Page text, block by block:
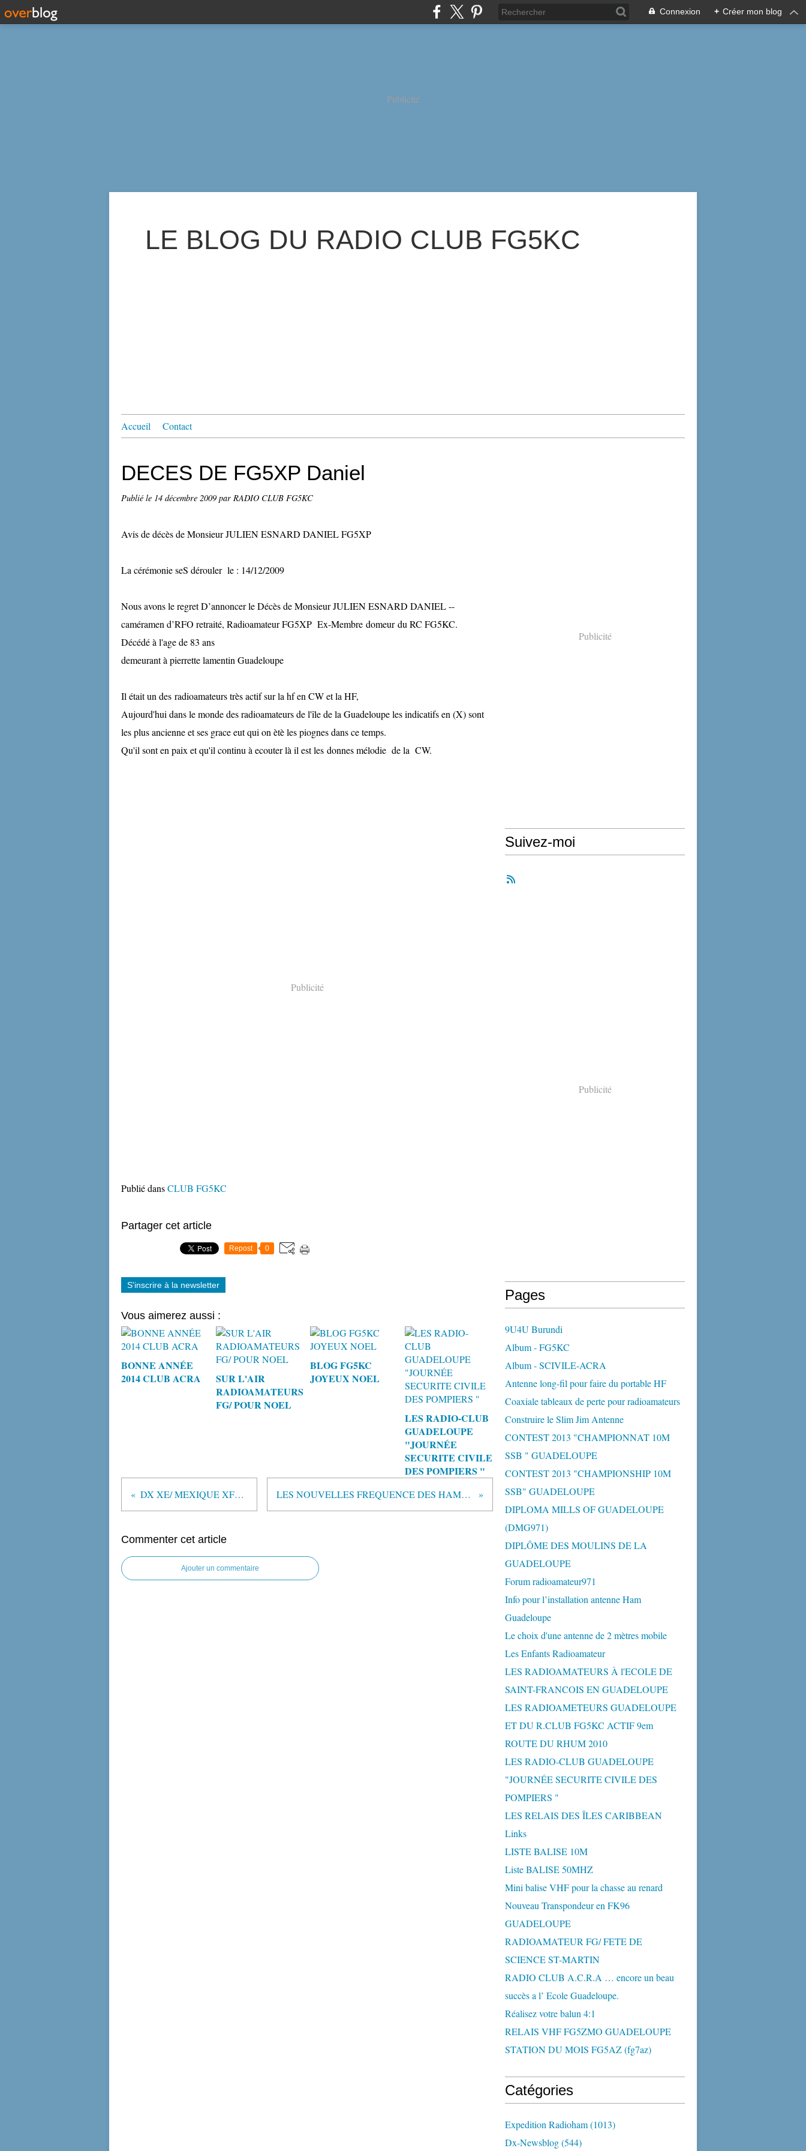
Connexion + Créer mon blog
Publicité
LE BLOG DU RADIO CLUB FG5KC
Accueil Contact
DECES DE FG5XP Daniel
Publié le 14 décembre 2009 par RADIO CLUB FG5KC
Avis de décès de Monsieur JULIEN ESNARD DANIEL FG5XP
La cérémonie seS dérouler le : 14/12/2009
Nous avons le regret D’annoncer le Décès de Monsieur JULIEN ESNARD DANIEL --
caméramen d’RFO retraité, Radioamateur FG5XP Ex-Membre domeur du RC FG5KC.
Décédé à l'age de 83 ans
demeurant à pierrette lamentin Guadeloupe
Il était un des radioamateurs très actif sur la hf en CW et la HF,
Aujourd'hui dans le monde des radioamateurs de l'île de la Guadeloupe les indicatifs en (X) sont
les plus ancienne et ses grace eut qui on ètè les piognes dans ce temps.
Qu'il sont en paix et qu'il continu à ecouter là il est les donnes mélodie de la CW.
Publicité
Publié dansCLUB FG5KC
Partager cet article
Repost 0
S'inscrire à la newsletter
Vous aimerez aussi :
BONNE ANNÉE
2014 CLUB ACRA
SUR L'AIR
RADIOAMATEURS
FG/ POUR NOEL
BLOG FG5KC
JOYEUX NOEL
LES RADIO-CLUB
GUADELOUPE
"JOURNÉE
SECURITE CIVILE
DES POMPIERS "
DX XE/ MEXIQUE XF3RR LES NOUVELLES FREQUENCE DES HAMs A9/
Commenter cet article
Ajouter un commentaire
Publicité
Suivez-moi
Publicité
Pages
9U4U Burundi
Album - FG5KC
Album - SCIVILE-ACRA
Antenne long-fil pour faire du portable HF
Coaxiale tableaux de perte pour radioamateurs
Construire le Slim Jim Antenne
CONTEST 2013 "CHAMPIONNAT 10M
SSB " GUADELOUPE
CONTEST 2013 "CHAMPIONSHIP 10M
SSB" GUADELOUPE
DIPLOMA MILLS OF GUADELOUPE
(DMG971)
DIPLÔME DES MOULINS DE LA
GUADELOUPE
Forum radioamateur971
Info pour l’installation antenne Ham
Guadeloupe
Le choix d'une antenne de 2 mètres mobile
Les Enfants Radioamateur
LES RADIOAMATEURS À l'ECOLE DE
SAINT-FRANCOIS EN GUADELOUPE
LES RADIOAMETEURS GUADELOUPE
ET DU R.CLUB FG5KC ACTIF 9em
ROUTE DU RHUM 2010
LES RADIO-CLUB GUADELOUPE
"JOURNÉE SECURITE CIVILE DES
POMPIERS "
LES RELAIS DES ÎLES CARIBBEAN
Links
LISTE BALISE 10M
Liste BALISE 50MHZ
Mini balise VHF pour la chasse au renard
Nouveau Transpondeur en FK96
GUADELOUPE
RADIOAMATEUR FG/ FETE DE
SCIENCE ST-MARTIN
RADIO CLUB A.C.R.A … encore un beau
succès a l’ Ecole Guadeloupe.
Réalisez votre balun 4:1
RELAIS VHF FG5ZMO GUADELOUPE
STATION DU MOIS FG5AZ (fg7az)
Catégories
Expedition Radioham(1013)
Dx-Newsblog(544)